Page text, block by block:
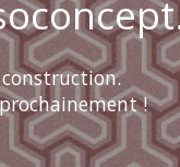
!